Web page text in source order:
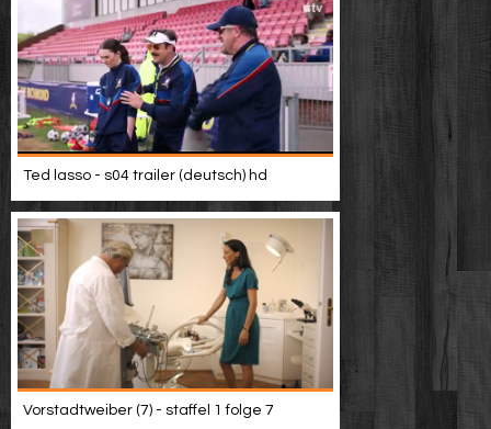
Ted lasso - s04 trailer (deutsch) hd
Vorstadtweiber (7) - staffel 1 folge 7